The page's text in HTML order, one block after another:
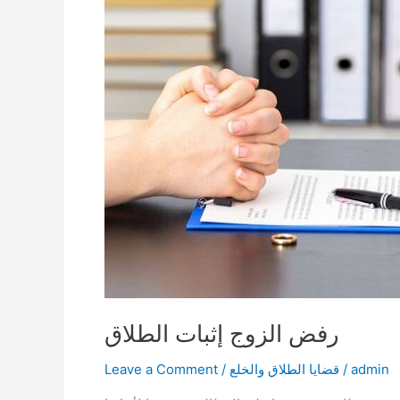
رفض الزوج إثبات الطلاق
Leave a Comment / قضايا الطلاق والخلع / admin